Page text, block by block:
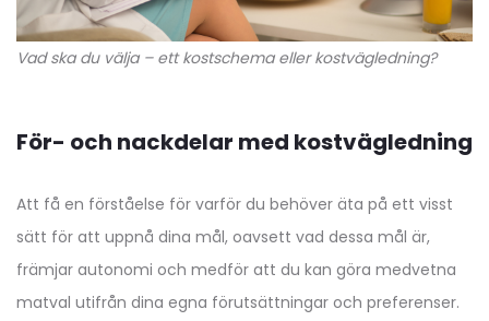
Vad ska du välja – ett kostschema eller kostvägledning?
För- och nackdelar med kostvägledning
Att få en förståelse för varför du behöver äta på ett visst
sätt för att uppnå dina mål, oavsett vad dessa mål är,
främjar autonomi och medför att du kan göra medvetna
matval utifrån dina egna förutsättningar och preferenser.